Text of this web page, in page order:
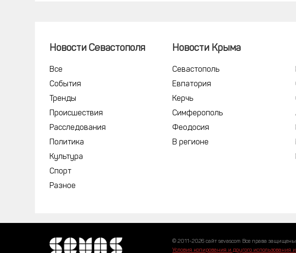
Новости Севастополя
Все
События
Тренды
Происшествия
Расследования
Политика
Культура
Спорт
Разное
Новости Крыма
Севастополь
Евпатория
Керчь
Симферополь
Феодосия
В регионе
© 2011-2026 сайт sevascom Все права защищены
Условия копирования и другого использования